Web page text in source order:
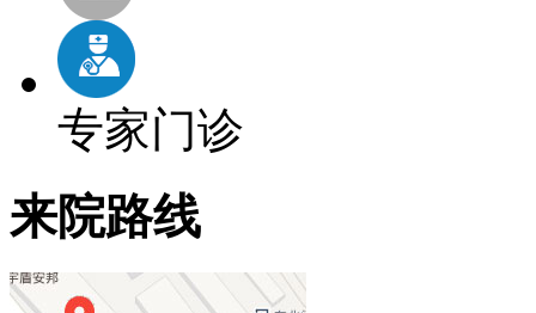
专家门诊
来院路线